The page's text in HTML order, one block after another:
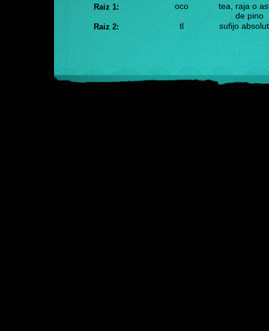
Raiz 1: oco
tea, raja o
de pino
Raiz 2: tl sufijo